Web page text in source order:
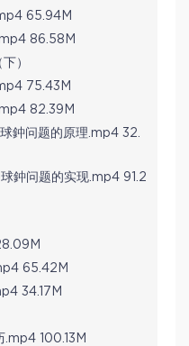
65.94M
86.58M
）
75.43M
82.39M
鈡问题的原理.mp4 32.
鈡问题的实现.mp4 91.2
65.42M
34.17M
.mp4 100.13M